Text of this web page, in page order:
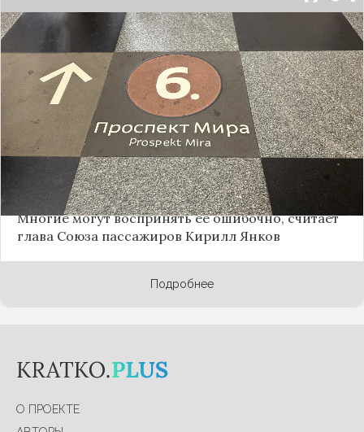
У пассажиров московской подземки отнимают
возможность изучать английский язык, следуя
указателям. Как сообщаетТАСС, Минтранс
отменяет обязательное дублирование
информации на английском языке на схемах и
указателях метро
, монорельса, канатных дорог и
фуникулеров, это же касается аудиосообщений,
например, во время объявлений станций и
остановок. Это не протест в адрес иностранных
гостей столицы, а мера, отчасти вызванная
общественно-политической обстановкой.
Многие могут воспринять ее ошибочно, считает
глава Союза пассажиров Кирилл Янков
Подробнее
О ПРОЕКТЕ